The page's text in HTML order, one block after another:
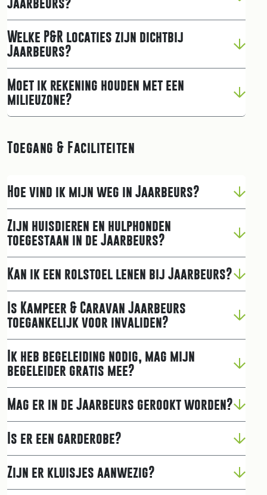
Welke P&R locaties zijn dichtbij
Jaarbeurs?
Moet ik rekening houden met een
milieuzone?
Toegang & Faciliteiten
Hoe vind ik mijn weg in Jaarbeurs?
Zijn huisdieren en hulphonden
toegestaan in de Jaarbeurs?
Kan ik een rolstoel lenen bij Jaarbeurs?
Is Kampeer & Caravan Jaarbeurs
toegankelijk voor invaliden?
Ik heb begeleiding nodig, mag mijn
begeleider gratis mee?
Mag er in de Jaarbeurs gerookt worden?
Is er een garderobe?
Zijn er kluisjes aanwezig?